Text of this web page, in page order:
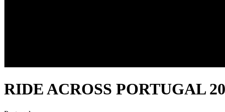
RIDE ACROSS PORTUGAL